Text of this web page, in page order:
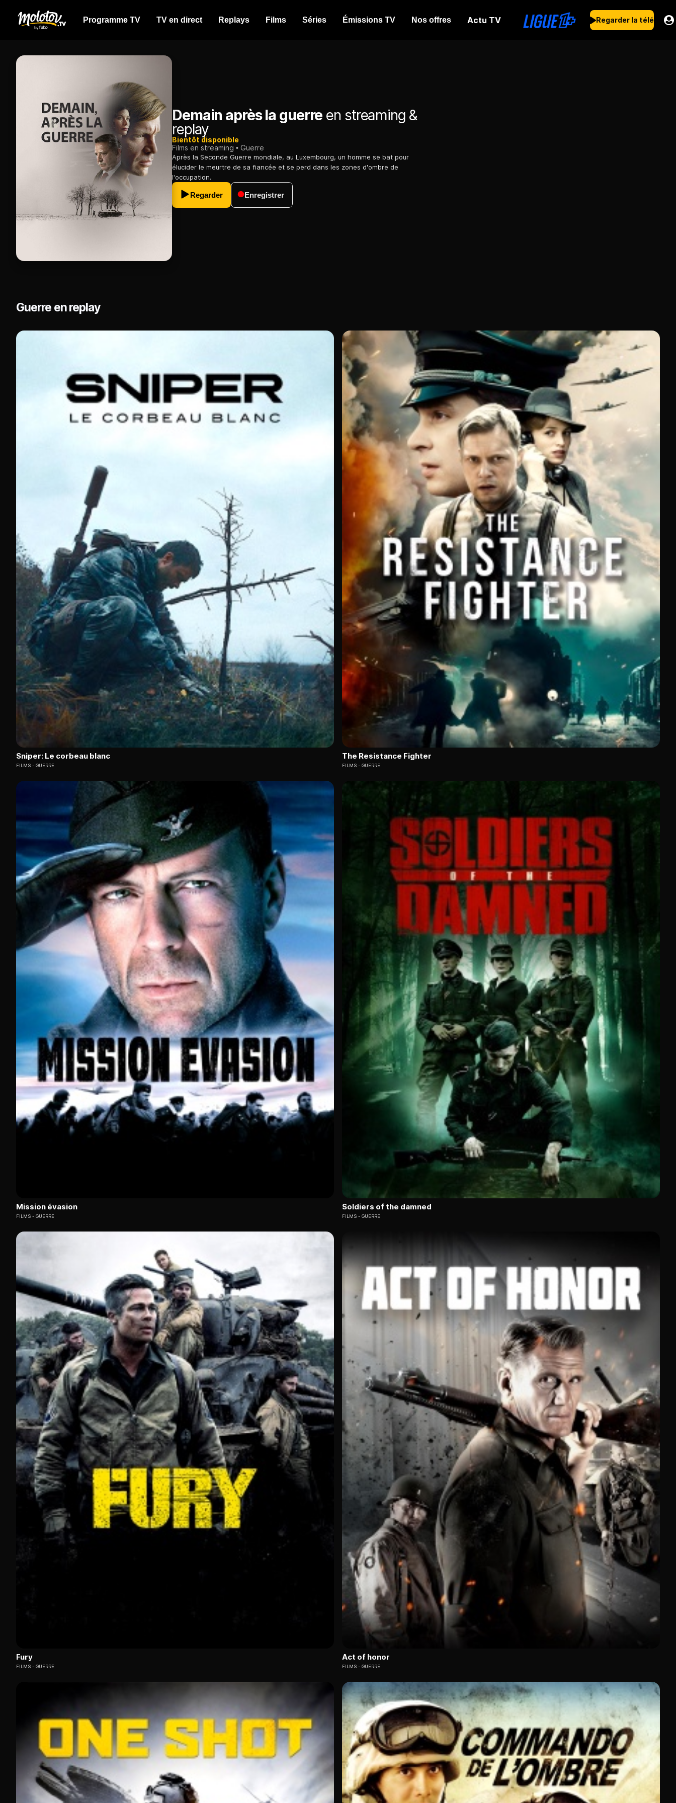
Programme TV TV en direct Replays Films Séries Émissions TV Nos offres Actu TV Regarder la télé
Demain après la guerre en streaming &
replay
Bientôt disponible
Films en streaming
Guerre
Après la Seconde Guerre mondiale, au Luxembourg, un homme se bat pour
élucider le meurtre de sa fiancée et se perd dans les zones d'ombre de
l'occupation.
Regarder Enregistrer
Guerre en replay
Sniper: Le corbeau blanc
FILMS GUERRE
The Resistance Fighter
FILMS GUERRE
Mission évasion
FILMS GUERRE
Soldiers of the damned
FILMS GUERRE
Fury
FILMS GUERRE
Act of honor
FILMS GUERRE